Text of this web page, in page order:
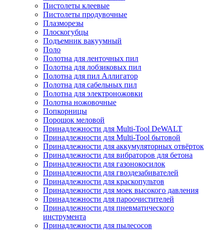
Пистолеты клеевые
Пистолеты продувочные
Плазморезы
Плоскогубцы
Подъемник вакуумный
Поло
Полотна для ленточных пил
Полотна для лобзиковых пил
Полотна для пил Аллигатор
Полотна для сабельных пил
Полотна для электроножовки
Полотна ножовочные
Попкорницы
Порошок меловой
Принадлежности для Multi-Tool DeWALT
Принадлежности для Multi-Tool бытовой
Принадлежности для аккумуляторных отвёрток
Принадлежности для вибраторов для бетона
Принадлежности для газонокосилок
Принадлежности для гвоздезабивателей
Принадлежности для краскопультов
Принадлежности для моек высокого давления
Принадлежности для пароочистителей
Принадлежности для пневматического
инструмента
Принадлежности для пылесосов